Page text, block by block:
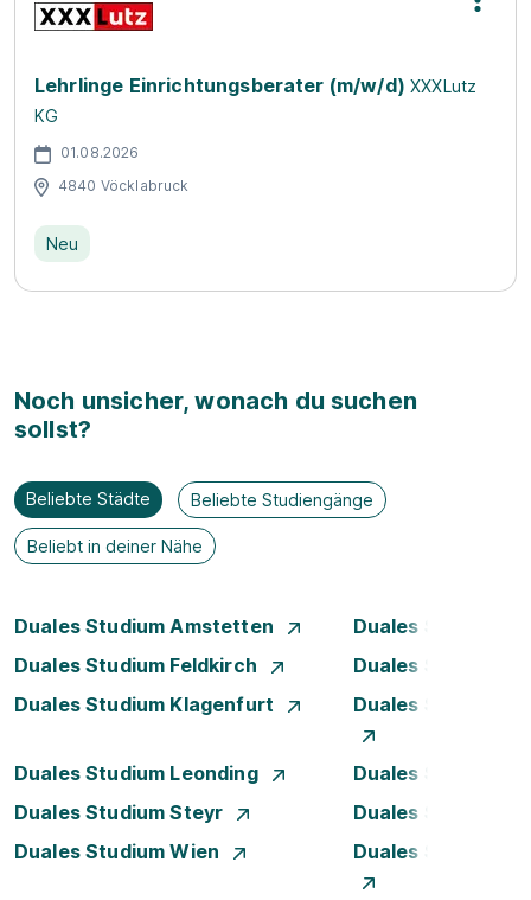
Lehrlinge Einrichtungsberater (m/w/d) XXXLutz
KG
01.08.2026
4840 Vöcklabruck
Neu
Noch unsicher, wonach du suchen
sollst?
Beliebte Städte Beliebte Studiengänge
Beliebt in deiner Nähe
Duales Studium Amstetten
Duales Studium
Duales Studium Feldkirch
Duales Studium
Duales Studium Klagenfurt
Duales Studium
Duales Studium Leonding
Duales Studium
Duales Studium Steyr
Duales Studium
Duales Studium Wien
Duales Studium